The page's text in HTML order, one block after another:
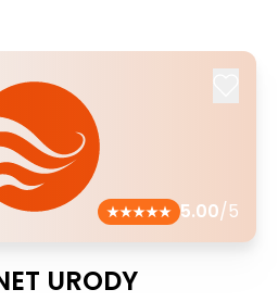
5.00/5
URODY